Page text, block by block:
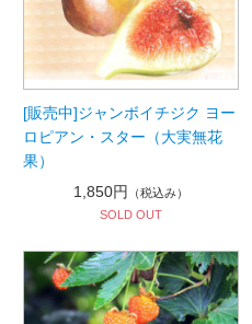
[販売中]ジャンボイチジク ヨー
ロピアン・スター（大実無花
果）
1,850円
（税込み）
SOLD OUT